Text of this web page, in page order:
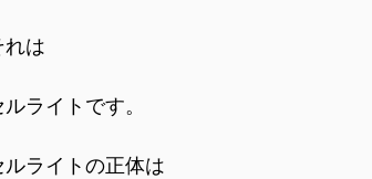
れは
ルライトです。
ルライトの正体は